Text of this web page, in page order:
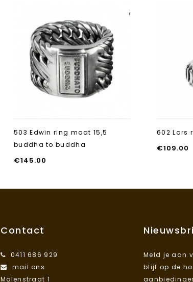
503 Edwin ring maat 15,5
buddha to buddha
€145.00
602 Lars
€109.00
Contact
0411 686 929
mail ons
Molenstraat 1
Meld je aan
blijf op de